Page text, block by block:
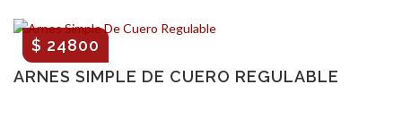
ARNES SIMPLE DE CUERO REGULABLE
$ 24800